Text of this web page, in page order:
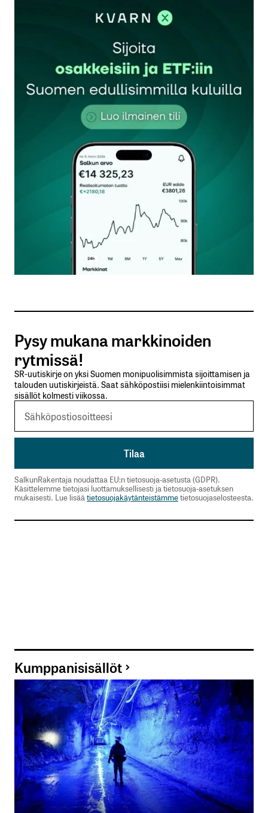
rekisteröityä
Sähköpostiosoitettasi ei julkaista.Pakolliset
kentät on merkitty*
Kommentti*
Nimesi tai nimimerkkisi
Sähköpostiosoitteesi
Tilaa SalkunRakentajan uutiskirje
Lähetä kommentti
Pysy mukana markkinoiden
rytmissä!
SR-uutiskirje on yksi Suomen monipuolisimmista sijoittamisen ja
talouden uutiskirjeistä. Saat sähköpostiisi mielenkiintoisimmat
sisällöt kolmesti viikossa.
SalkunRakentaja noudattaa EU:n tietosuoja-asetusta (GDPR).
Käsittelemme tietojasi luottamuksellisesti ja tietosuoja-asetuksen
mukaisesti. Lue lisää tietosuojakäytänteistämmetietosuojaselosteesta.
Kumppanisisällöt